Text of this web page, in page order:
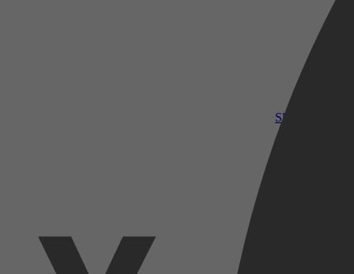
SkyShowtime